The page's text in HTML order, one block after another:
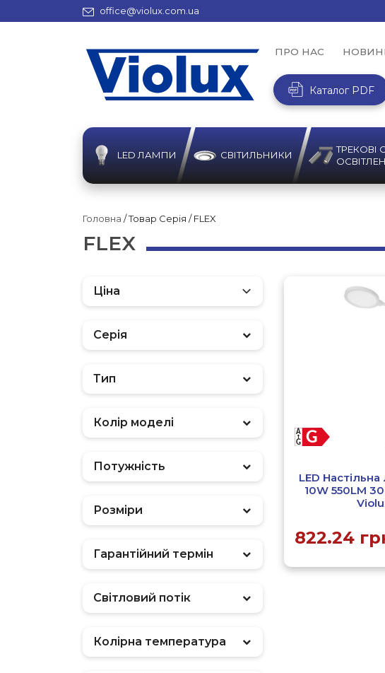
office@violux.com.ua
ПРО НАС
Каталог PDF
LED ЛАМПИ СВІТИЛЬНИКИ
ТРЕКОВІ
Головна / Товар Серія / FLEX
FLEX
Ціна
Фільтр
Серія
Тип
Колір моделі
Потужність
Розміри
Гарантійний термін
Світловий потік
Колірна температура
LED
10W 550LM
822.24